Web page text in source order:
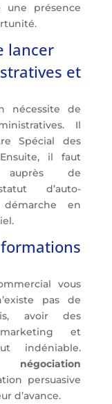
une présence
lancer
et
nécessite de
Il
Spécial des
il faut
de
d’auto-
en
vous
pas de
avoir des
et
indéniable.
persuasive
d’avance.